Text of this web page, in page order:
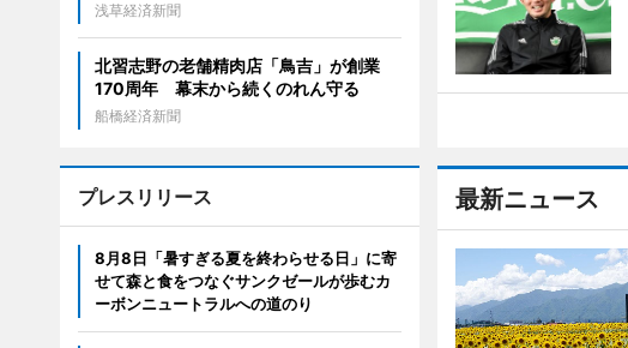
最新ニュース
浅草経済新聞
北習志野の老舗精肉店「鳥吉」が創業
170周年 幕末から続くのれん守る
船橋経済新聞
プレスリリース
8月8日「暑すぎる夏を終わらせる日」に寄
せて森と食をつなぐサンクゼールが歩むカ
ーボンニュートラルへの道のり